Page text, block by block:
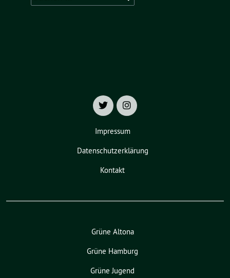
nach:
Impressum
Datenschutzerklärung
Kontakt
Grüne Altona
Grüne Hamburg
Grüne Jugend